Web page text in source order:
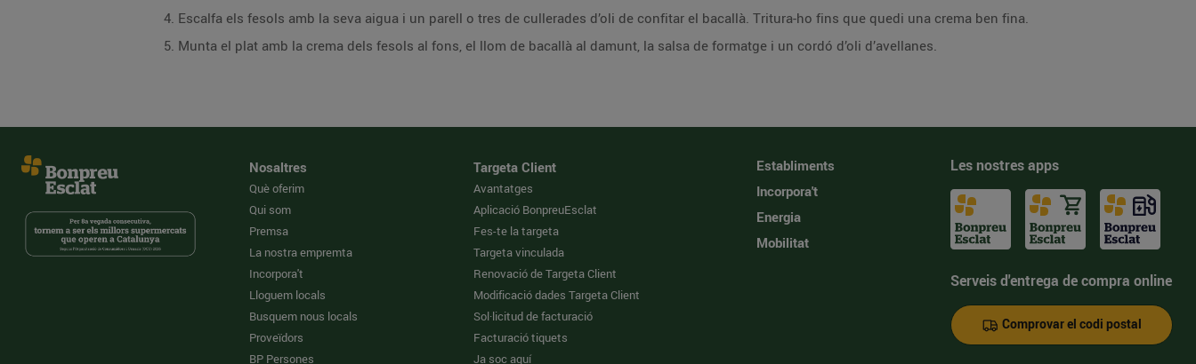
Escalfa els fesols amb la seva aigua i un parell o tres de cullerades d’oli de confitar el bacallà. Tritura-ho fins que quedi una crema ben fina.
Munta el plat amb la crema dels fesols al fons, el llom de bacallà al damunt, la salsa de formatge i un cordó d’oli d’avellanes.
Nosaltres
Què oferim
Qui som
Premsa
La nostra empremta
Incorpora't
Lloguem locals
Busquem nous locals
Proveïdors
BP Persones
Targeta Client
Avantatges
Aplicació BonpreuEsclat
Fes-te la targeta
Targeta vinculada
Renovació de Targeta Client
Modificació dades Targeta Client
Sol·licitud de facturació
Facturació tiquets
Ja soc aquí
Establiments
Incorpora't
Energia
Mobilitat
Les nostres apps
Serveis d'entrega de compra online
Comprovar el codi postal